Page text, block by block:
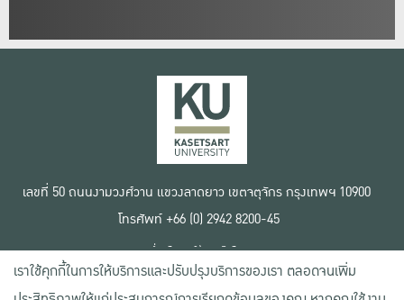
เลขที่ 50 ถนนงามวงศ์วาน แขวงลาดยาว เขตจตุจักร กรุงเทพฯ 10900
โทรศัพท์ +66 (0) 2942 8200-45
เงื่อนไขการใช้งานเว็บไซต์
ข้อตกลงด้านสิทธิ์ใช้งาน
นโยบายความเป็นส่วนตัว
เราใช้คุกกี้ในการให้บริการและปรับปรุงบริการของเรา ตลอดจนเพิ่ม